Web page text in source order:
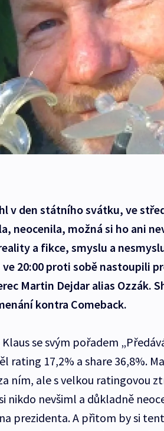
v den státního svátku, ve
neocenila, možná si ho ani
a fikce, smyslu a
20:00 proti sobě nastoupili
Martin Dejdar alias Ozzák.
kontra Comeback.
se svým pořadem
rating 17,2% a share 36,8%.
ním, ale s velkou ratingovou
nikdo nevšiml a důkladně
prezidenta. A přitom by si